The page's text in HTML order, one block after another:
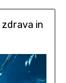
in